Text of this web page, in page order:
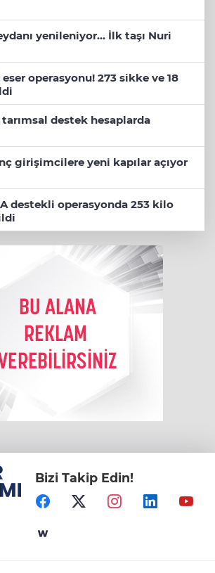
yenileniyor... İlk taşı Nuri
operasyonu! 273 sikke ve 18
destek hesaplarda
girişimcilere yeni kapılar açıyor
destekli operasyonda 253 kilo
Bizi Takip Edin!